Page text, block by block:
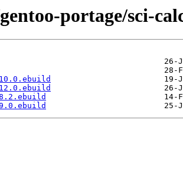
portage/sci-